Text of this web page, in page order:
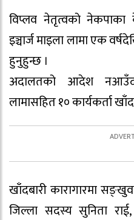
विप्लव नेतृत्वको नेकपाका
इञ्चार्ज माइला लामा एक
हुनुहुन्छ ।
अदालतको आदेश
लामासहित १० कार्यकर्ता
खाँदबारी कारागारमा
जिल्ला सदस्य सुनिता